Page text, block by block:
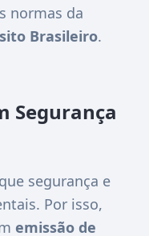
normas da
Brasileiro.
Segurança
segurança e
Por isso,
emissão de